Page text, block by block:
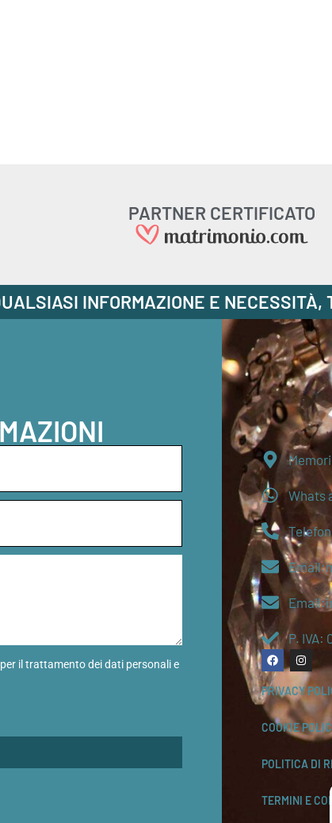
PARTNER CERTIFICATO
INFORMAZIONE E NECESSITÀ,
il trattamento dei dati personali e
Whats
P. IVA:
PRIVACY
COOKIE
POLITICA DI
TERMINI E